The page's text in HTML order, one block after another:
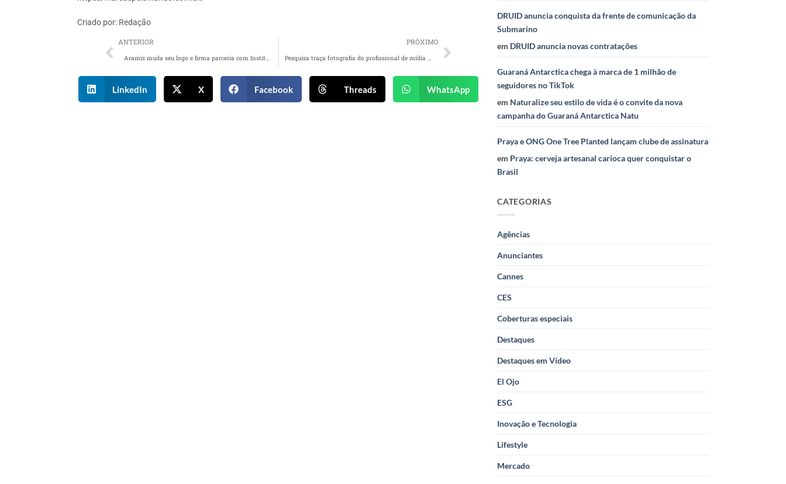
Criado por: Redação
ANTERIOR
Aramis muda seu logo e firma parceria com Instituto Lado a Lado Pela Vida
PRÓXIMO
Pesquisa traça fotografia do profissional de mídia no Brasil
LinkedIn X Facebook Threads WhatsApp
DRUID anuncia conquista da frente de comunicação da
Submarino
em DRUID anuncia novas contratações
Guaraná Antarctica chega à marca de 1 milhão de
seguidores no TikTok
em Naturalize seu estilo de vida é o convite da nova
campanha do Guaraná Antarctica Natu
Praya e ONG One Tree Planted lançam clube de assinatura
em Praya: cerveja artesanal carioca quer conquistar o
Brasil
CATEGORIAS
Agências
Anunciantes
Cannes
CES
Coberturas especiais
Destaques
Destaques em Vídeo
El Ojo
ESG
Inovação e Tecnologia
Lifestyle
Mercado